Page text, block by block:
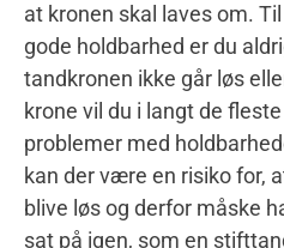
at kronen skal laves om.
gode holdbarhed er du
tandkronen ikke går løs
krone vil du i langt de
problemer med
kan der være en risiko for,
blive løs og derfor måske
sat på igen, som en